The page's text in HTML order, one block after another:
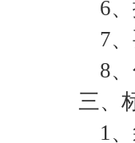
6、搬
7、要
8、包
三、
1、